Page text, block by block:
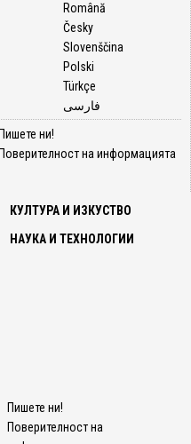
Română
Česky
Slovenščina
Polski
Türkçe
فارسی
Пишете ни!
Поверителност на информацията
КУЛТУРА И ИЗКУСТВО
НАУКА И ТЕХНОЛОГИИ
Пишете ни!
Поверителност на